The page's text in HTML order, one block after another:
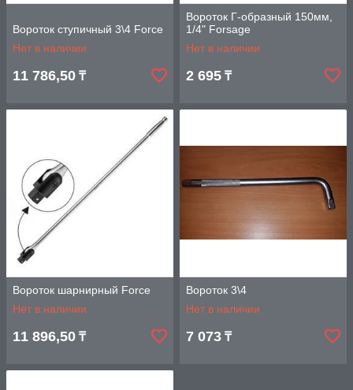
Вороток ступичный 3\4 Force
Нет в наличии
11 786,50 ₸
Вороток Г-образный 150мм,
1/4" Forsage
Нет в наличии
2 695 ₸
Вороток шарнирный Force
Нет в наличии
11 896,50 ₸
Вороток 3\4
Нет в наличии
7 073 ₸